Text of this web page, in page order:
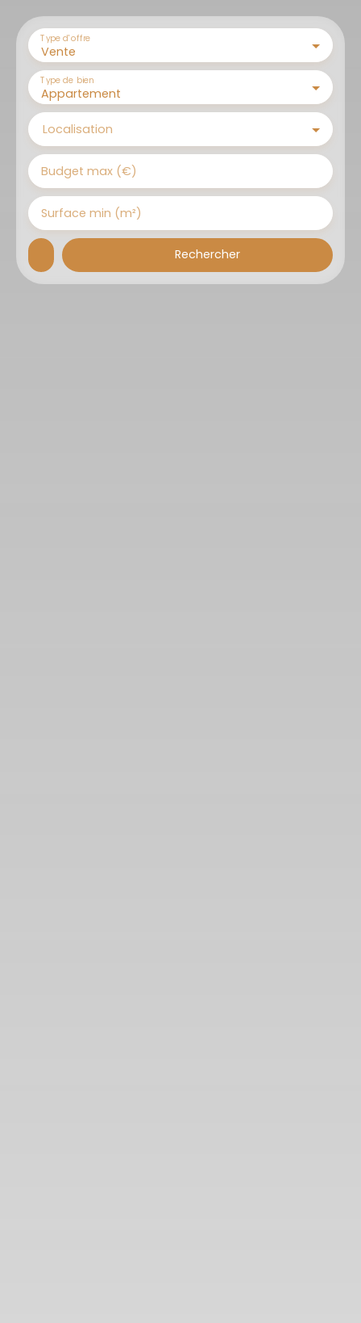
Vente
Type d'offre
Appartement
Type de bien
Localisation
Budget max (€)
Surface min (m²)
Rechercher